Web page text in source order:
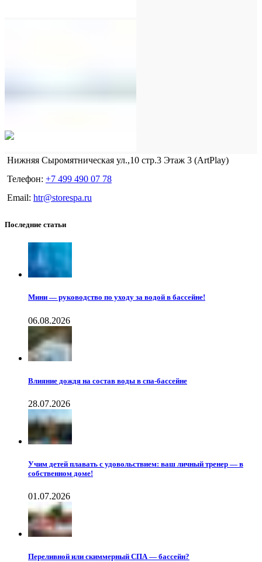
Нижняя Сыромятническая ул.,10 стр.3 Этаж 3 (ArtPlay)
Телефон: +7 499 490 07 78
Email: htr@storespa.ru
Последние статьи
Мини — руководство по уходу за водой в бассейне!
06.08.2026
Влияние дождя на состав воды в спа-бассейне
28.07.2026
Учим детей плавать с удовольствием: ваш личный тренер — в
собственном доме!
01.07.2026
Переливной или скиммерный СПА — бассейн?